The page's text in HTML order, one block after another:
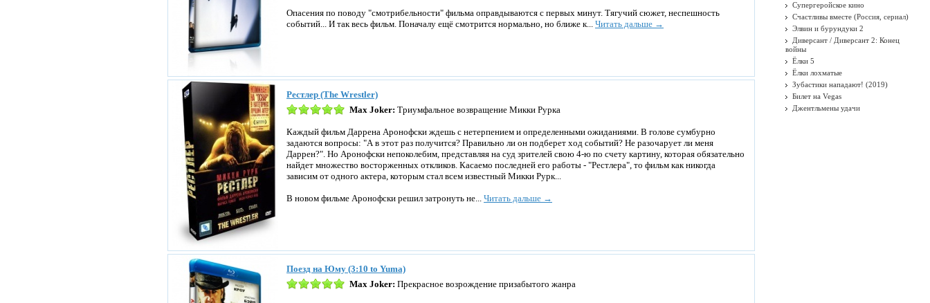
Опасения по поводу "смотрибельности" фильма оправдываются с первых минут. Тягучий сюжет, неспешность
событий... И так весь фильм. Поначалу ещё смотрится нормально, но ближе к... Читать дальше →
Рестлер (The Wrestler)
Max Joker: Триумфальное возвращение Микки Рурка
Каждый фильм Даррена Аронофски ждешь с нетерпением и определенными ожиданиями. В голове сумбурно
задаются вопросы: "А в этот раз получится? Правильно ли он подберет ход событий? Не разочарует ли меня
Даррен?". Но Аронофски непоколебим, представляя на суд зрителей свою 4-ю по счету картину, которая обязательно
найдет множество восторженных откликов. Касаемо последней его работы - "Рестлера", то фильм как никогда
зависим от одного актера, которым стал всем известный Микки Рурк...
В новом фильме Аронофски решил затронуть не... Читать дальше →
Поезд на Юму (3:10 to Yuma)
Max Joker: Прекрасное возрождение призабытого жанра
Супергеройское кино
Счастливы вместе (Россия, сериал)
Элвин и бурундуки 2
Диверсант / Диверсант 2: Конец
войны
Ёлки 5
Ёлки лохматые
Зубастики нападают! (2019)
Билет на Vegas
Джентльмены удачи